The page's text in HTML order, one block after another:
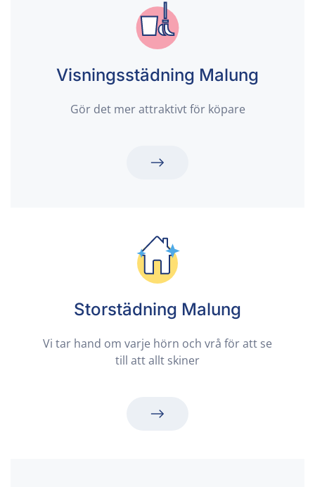
Visningsstädning Malung
Gör det mer attraktivt för köpare
Storstädning Malung
Vi tar hand om varje hörn och vrå för att se
till att allt skiner